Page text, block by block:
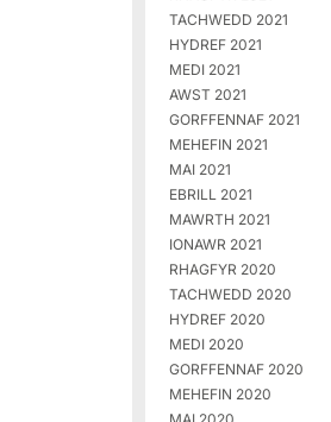
TACHWEDD 2021
HYDREF 2021
MEDI 2021
AWST 2021
GORFFENNAF 2021
MEHEFIN 2021
MAI 2021
EBRILL 2021
MAWRTH 2021
IONAWR 2021
RHAGFYR 2020
TACHWEDD 2020
HYDREF 2020
MEDI 2020
GORFFENNAF 2020
MEHEFIN 2020